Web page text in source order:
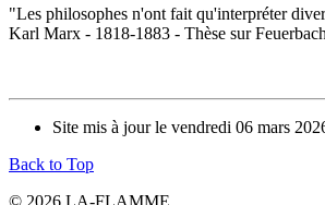
"Les philosophes n'ont fait qu'interpréter
Karl Marx - 1818-1883 - Thèse sur Feuerbach
Site mis à jour le vendredi 06 mars
Back to Top
© 2026 LA-FLAMME